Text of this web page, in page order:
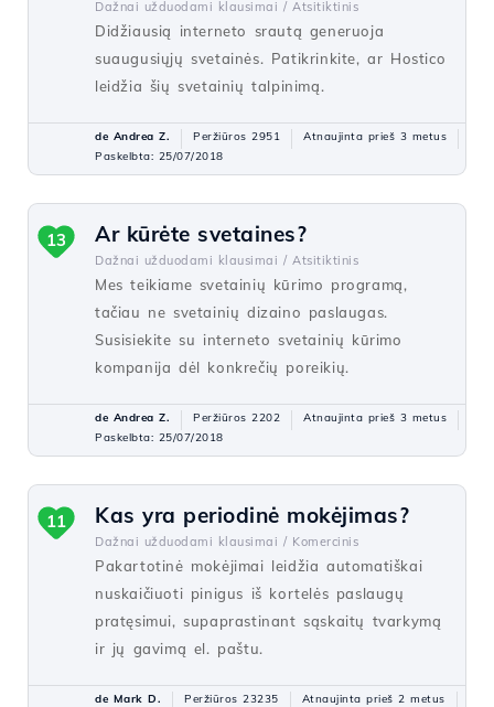
Dažnai užduodami klausimai / Atsitiktinis
Didžiausią interneto srautą generuoja
suaugusiųjų svetainės. Patikrinkite, ar Hostico
leidžia šių svetainių talpinimą.
de Andrea Z. Peržiūros 2951
Atnaujinta prieš 3 metus
Paskelbta: 25/07/2018
Ar kūrėte svetaines?
Dažnai užduodami klausimai / Atsitiktinis
Mes teikiame svetainių kūrimo programą,
tačiau ne svetainių dizaino paslaugas.
Susisiekite su interneto svetainių kūrimo
kompanija dėl konkrečių poreikių.
13
de Andrea Z. Peržiūros 2202
Atnaujinta prieš 3 metus
Paskelbta: 25/07/2018
Kas yra periodinė mokėjimas?
Dažnai užduodami klausimai / Komercinis
Pakartotinė mokėjimai leidžia automatiškai
nuskaičiuoti pinigus iš kortelės paslaugų
pratęsimui, supaprastinant sąskaitų tvarkymą
ir jų gavimą el. paštu.
11
de Mark D. Peržiūros 23235
Atnaujinta prieš 2 metus